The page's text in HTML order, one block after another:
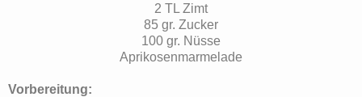
2 TL Zimt
85 gr. Zucker
100 gr. Nüsse
Aprikosenmarmelade
Vorbereitung: